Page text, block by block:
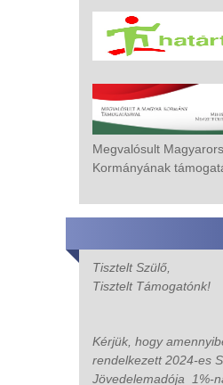
Megvalósult
Kormányának
Tisztelt Szülő,
Tisztelt Támogatónk!
Kérjük, hogy
rendelkezett 2024-es
Jövedelemadója 1%-